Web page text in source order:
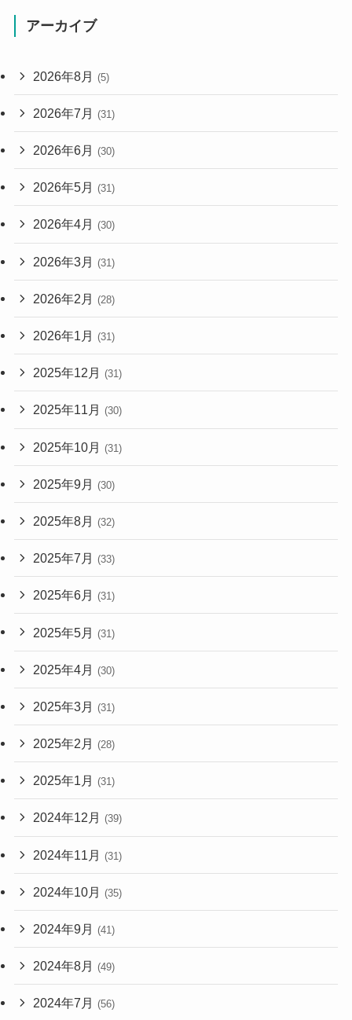
アーカイブ
2026年8月 (5)
2026年7月 (31)
2026年6月 (30)
2026年5月 (31)
2026年4月 (30)
2026年3月 (31)
2026年2月 (28)
2026年1月 (31)
2025年12月 (31)
2025年11月 (30)
2025年10月 (31)
2025年9月 (30)
2025年8月 (32)
2025年7月 (33)
2025年6月 (31)
2025年5月 (31)
2025年4月 (30)
2025年3月 (31)
2025年2月 (28)
2025年1月 (31)
2024年12月 (39)
2024年11月 (31)
2024年10月 (35)
2024年9月 (41)
2024年8月 (49)
2024年7月 (56)